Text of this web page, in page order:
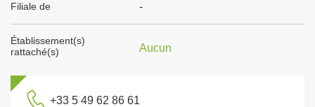
Filiale de -
Établissement(s)
rattaché(s)
Aucun
+33 5 49 62 86 61